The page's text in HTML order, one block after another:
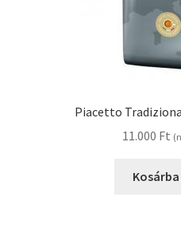
Piacetto
11.000 Ft